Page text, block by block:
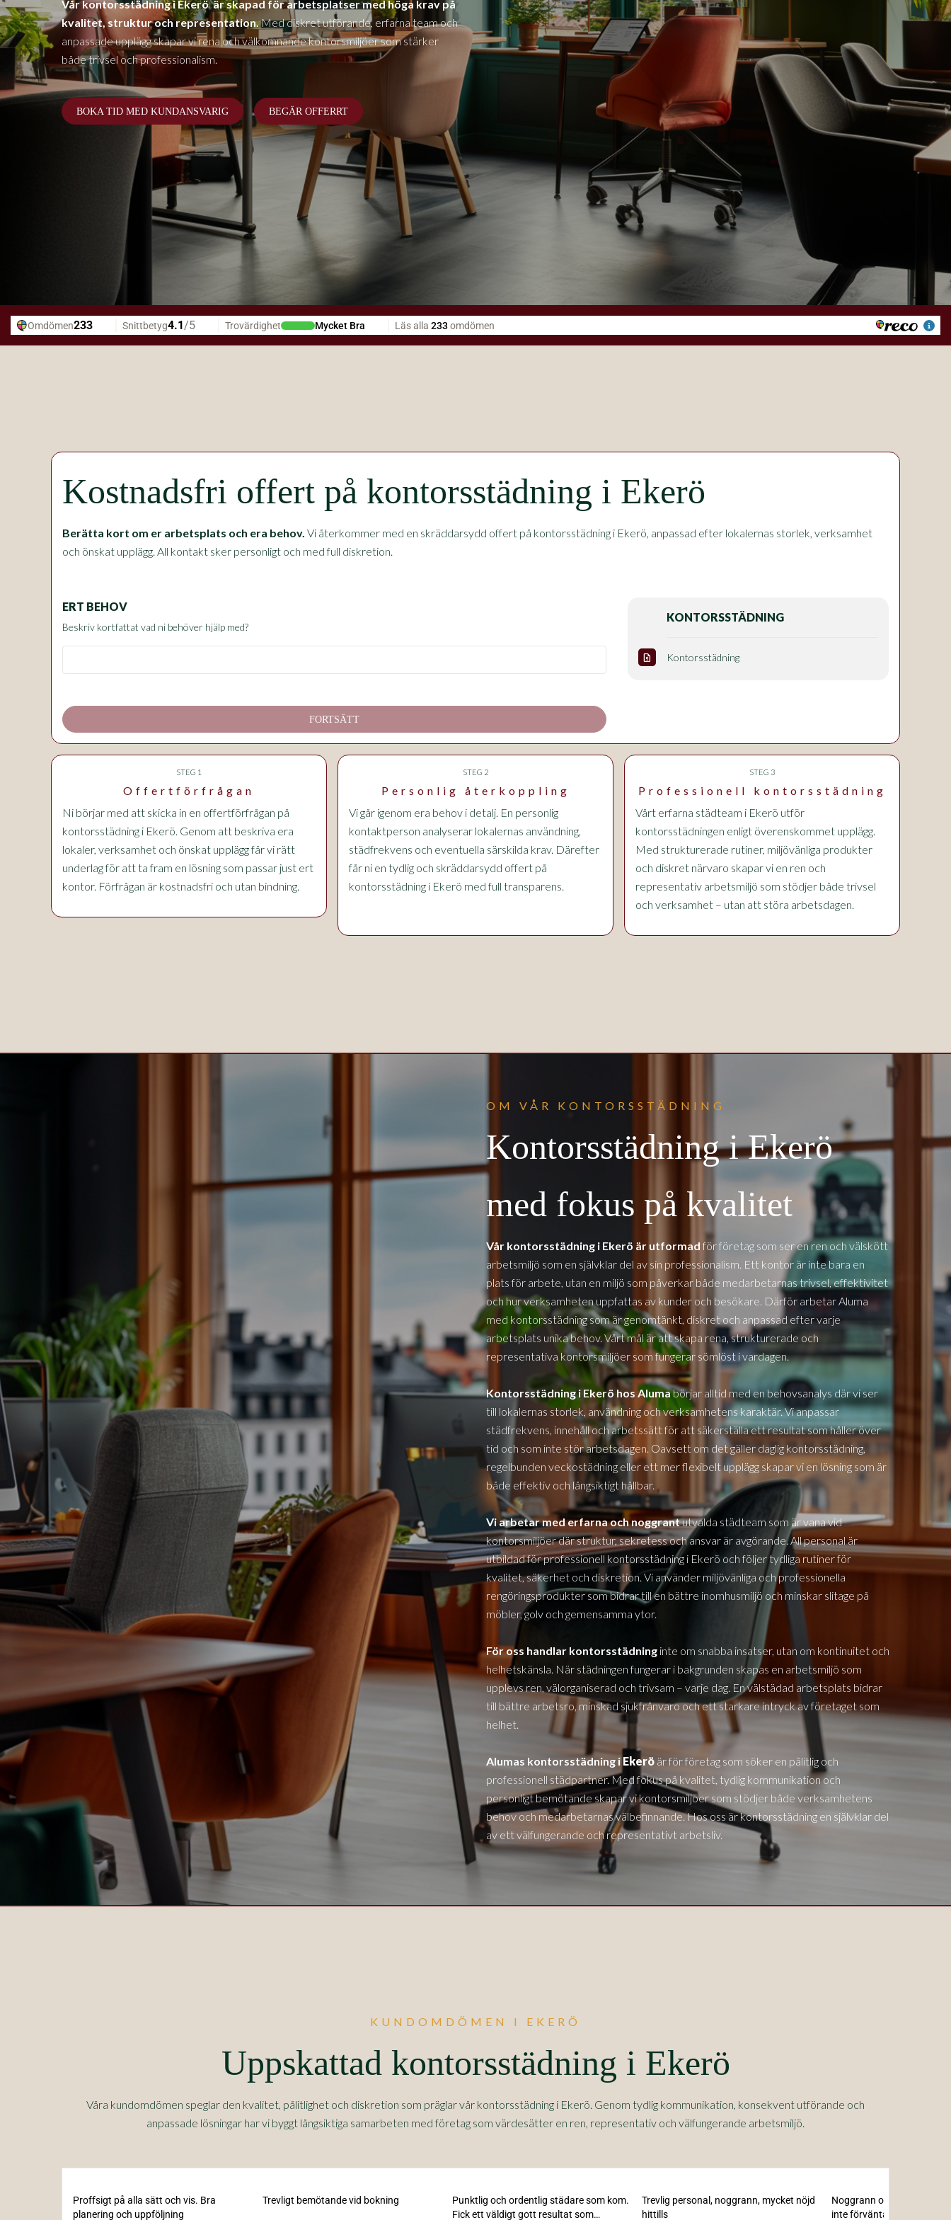
Vår kontorsstädningi Ekeröär skapad för arbetsplatser med höga krav på
kvalitet, struktur och representation.Med diskret utförande, erfarna team och
anpassade upplägg skapar vi rena och välkomnande kontorsmiljöer som stärker
både trivsel och professionalism.
BOKA TID MED KUNDANSVARIG BEGÄR OFFERRT
Kostnadsfri offert på kontorsstädning i Ekerö
Berätta kort om er arbetsplats och era behov. Vi återkommer med en skräddarsydd offert på kontorsstädning i Ekerö, anpassad efter lokalernas storlek, verksamhet
och önskat upplägg. All kontakt sker personligt och med full diskretion.
ERT BEHOV
Beskriv kortfattat vad ni behöver hjälp med?
FORTSÄTT
KONTORSSTÄDNING
request_quote Kontorsstädning
STEG 1
Offertförfrågan
Ni börjar med att skicka in en offertförfrågan på
kontorsstädning i Ekerö. Genom att beskriva era
lokaler, verksamhet och önskat upplägg får vi rätt
underlag för att ta fram en lösning som passar just ert
kontor. Förfrågan är kostnadsfri och utan bindning.
STEG 2
Personlig återkoppling
Vi går igenom era behov i detalj. En personlig
kontaktperson analyserar lokalernas användning,
städfrekvens och eventuella särskilda krav. Därefter
får ni en tydlig och skräddarsydd offert på
kontorsstädning i Ekerö med full transparens.
STEG 3
Professionell kontorsstädning
Vårt erfarna städteam i Ekerö utför
kontorsstädningen enligt överenskommet upplägg.
Med strukturerade rutiner, miljövänliga produkter
och diskret närvaro skapar vi en ren och
representativ arbetsmiljö som stödjer både trivsel
och verksamhet – utan att störa arbetsdagen.
OM VÅR KONTORSSTÄDNING
Kontorsstädning i Ekerö
med fokus på kvalitet
Vår kontorsstädning i Ekerö är utformad för företag som ser en ren och välskött
arbetsmiljö som en självklar del av sin professionalism. Ett kontor är inte bara en
plats för arbete, utan en miljö som påverkar både medarbetarnas trivsel, effektivitet
och hur verksamheten uppfattas av kunder och besökare. Därför arbetar Aluma
med kontorsstädning som är genomtänkt, diskret och anpassad efter varje
arbetsplats unika behov. Vårt mål är att skapa rena, strukturerade och
representativa kontorsmiljöer som fungerar sömlöst i vardagen.
Kontorsstädning i Ekeröhos Alumabörjar alltid med en behovsanalys där vi ser
till lokalernas storlek, användning och verksamhetens karaktär. Vi anpassar
städfrekvens, innehåll och arbetssätt för att säkerställa ett resultat som håller över
tid och som inte stör arbetsdagen. Oavsett om det gäller daglig kontorsstädning,
regelbunden veckostädning eller ett mer flexibelt upplägg skapar vi en lösning som är
både effektiv och långsiktigt hållbar.
Vi arbetar med erfarna och noggrantutvalda städteam som är vana vid
kontorsmiljöer där struktur, sekretess och ansvar är avgörande. All personal är
utbildad för professionell kontorsstädning i Ekerö och följer tydliga rutiner för
kvalitet, säkerhet och diskretion. Vi använder miljövänliga och professionella
rengöringsprodukter som bidrar till en bättre inomhusmiljö och minskar slitage på
möbler, golv och gemensamma ytor.
För oss handlar kontorsstädning inte om snabba insatser, utan om kontinuitet och
helhetskänsla. När städningen fungerar i bakgrunden skapas en arbetsmiljö som
upplevs ren, välorganiserad och trivsam – varje dag. En välstädad arbetsplats bidrar
till bättre arbetsro, minskad sjukfrånvaro och ett starkare intryck av företaget som
helhet.
Alumas kontorsstädning i Ekerö är för företag som söker en pålitlig och
professionell städpartner. Med fokus på kvalitet, tydlig kommunikation och
personligt bemötande skapar vi kontorsmiljöer som stödjer både verksamhetens
behov och medarbetarnas välbefinnande. Hos oss är kontorsstädning en självklar del
av ett välfungerande och representativt arbetsliv.
KUNDOMDÖMEN I EKERÖ
Uppskattad kontorsstädning i Ekerö
Våra kundomdömen speglar den kvalitet, pålitlighet och diskretion som präglar vår kontorsstädning i Ekerö. Genom tydlig kommunikation, konsekvent utförande och
anpassade lösningar har vi byggt långsiktiga samarbeten med företag som värdesätter en ren, representativ och välfungerande arbetsmiljö.